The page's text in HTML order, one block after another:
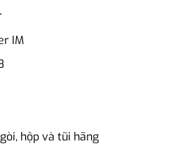
IM
hộp và tũi hãng